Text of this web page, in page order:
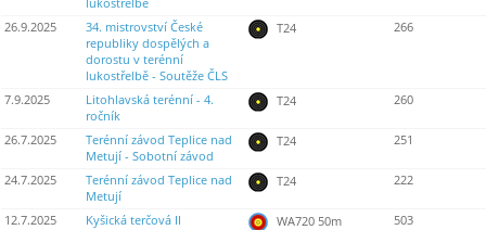
lukostřelbě
26.9.2025
34. mistrovství České
republiky dospělých a
dorostu v terénní
lukostřelbě - Soutěže ČLS
T24 266
7.9.2025
Litohlavská terénní - 4.
ročník
T24 260
26.7.2025
Terénní závod Teplice nad
Metují - Sobotní závod
T24 251
24.7.2025
Terénní závod Teplice nad
Metují
T24 222
12.7.2025 Kyšická terčová II WA720 50m 503